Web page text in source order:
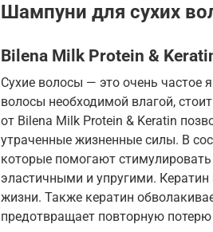
Шампуни для сухих
Bilena Milk Protein &
Сухие волосы — это очень частое
волосы необходимой влагой,
от Bilena Milk Protein & Keratin
утраченные жизненные силы. В
которые помогают
эластичными и упругими.
жизни. Также кератин
предотвращает повторную потерю